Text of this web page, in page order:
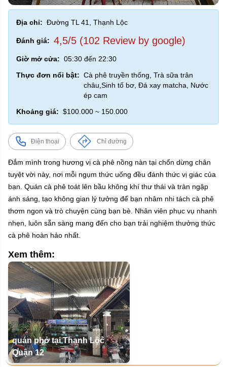
Địa chỉ: Đường TL 41, Thạnh Lộc
Đánh giá: 4,5/5 (102 Review by google)
Giờ mở cửa: 05:30 đến 22:30
Thực đơn nổi bật: Cà phê truyền thống, Trà sữa trân
châu,Sinh tố bơ, Đá xay matcha, Nước
ép cam
Khoảng giá: $100.000 ~ 150.000
Điện thoại Chỉ đường
Đắm mình trong hương vị cà phê nồng nàn tại chốn dừng chân
tuyệt vời này, nơi mỗi ngụm thức uống đều đánh thức vị giác của
bạn. Quán cà phê toát lên bầu không khí thư thái và tràn ngập
ánh sáng, tạo không gian lý tưởng để bạn nhâm nhi tách cà phê
thơm ngon và trò chuyện cùng bạn bè. Nhân viên phục vụ nhanh
nhẹn, luôn sẵn sàng mang đến cho bạn trải nghiệm thưởng thức
cà phê hoàn hảo nhất.
Xem thêm:
quán phở tại Thạnh Lộc
Quận 12